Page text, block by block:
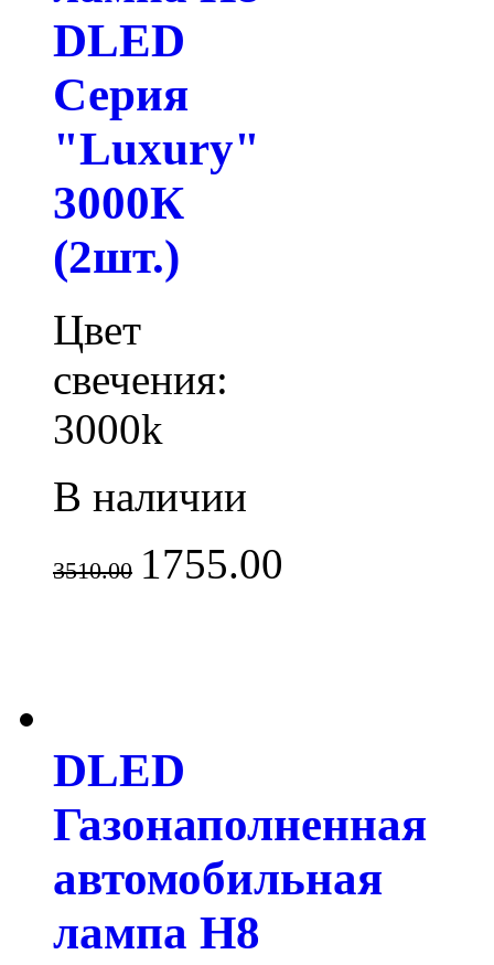
DLED
Серия
"Luxury"
3000К
(2шт.)
Цвет
свечения:
3000k
В наличии
3510.00 1755.00
DLED
Газонаполненная
автомобильная
лампа H8